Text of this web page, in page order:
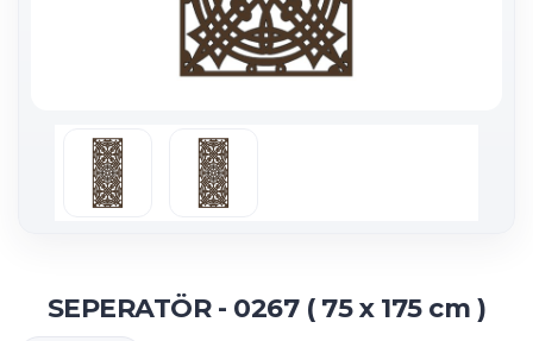
SEPERATÖR - 0267 ( 75 x 175 cm )